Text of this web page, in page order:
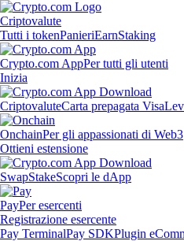
Criptovalute
Tutti i tokenPanieriEarnStaking
Crypto.com AppPer tutti gli utenti
Inizia
CriptovaluteCarta prepagata Visa
OnchainPer gli appassionati di Web3
Ottieni estensione
SwapStakeScopri le dApp
PayPer esercenti
Registrazione esercente
Pay TerminalPay SDKPlugin